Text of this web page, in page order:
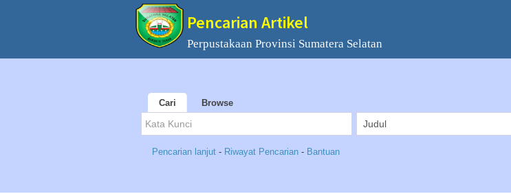
Pencarian Artikel
Perpustakaan Provinsi Sumatera Selatan
Cari Browse
Pencarian lanjut - Riwayat Pencarian - Bantuan